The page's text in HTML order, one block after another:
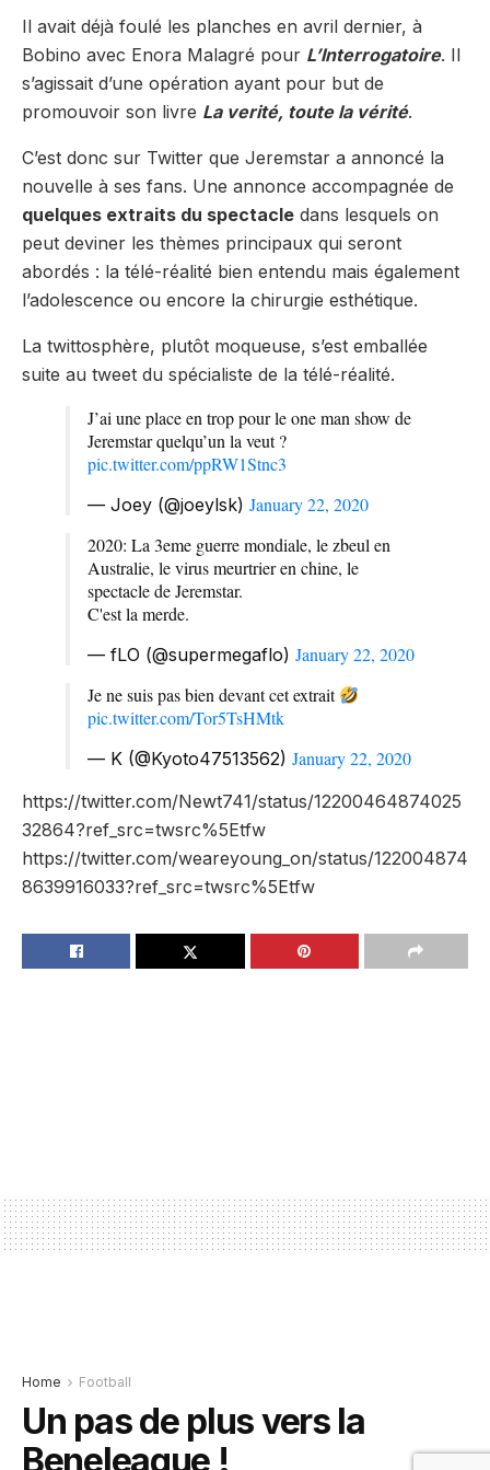
Il avait déjà foulé les planches en avril dernier, à
Bobino avec Enora Malagré pour L’Interrogatoire. Il
s’agissait d’une opération ayant pour but de
promouvoir son livre La verité, toute la vérité.
C’est donc sur Twitter que Jeremstar a annoncé la
nouvelle à ses fans. Une annonce accompagnée de
quelques extraits du spectacle dans lesquels on
peut deviner les thèmes principaux qui seront
abordés : la télé-réalité bien entendu mais également
l’adolescence ou encore la chirurgie esthétique.
La twittosphère, plutôt moqueuse, s’est emballée
suite au tweet du spécialiste de la télé-réalité.
J’ai une place en trop pour le one man show de
Jeremstar quelqu’un la veut ?
pic.twitter.com/ppRW1Stnc3
— Joey (@joeylsk) January 22, 2020
2020: La 3eme guerre mondiale, le zbeul en
Australie, le virus meurtrier en chine, le
spectacle de Jeremstar.
C'est la merde.
— fLO (@supermegaflo) January 22, 2020
Je ne suis pas bien devant cet extrait
pic.twitter.com/Tor5TsHMtk
— K (@Kyoto47513562) January 22, 2020
https://twitter.com/Newt741/status/12200464874025
32864?ref_src=twsrc%5Etfw
https://twitter.com/weareyoung_on/status/122004874
8639916033?ref_src=twsrc%5Etfw
Home Football
Un pas de plus vers la
Beneleague !